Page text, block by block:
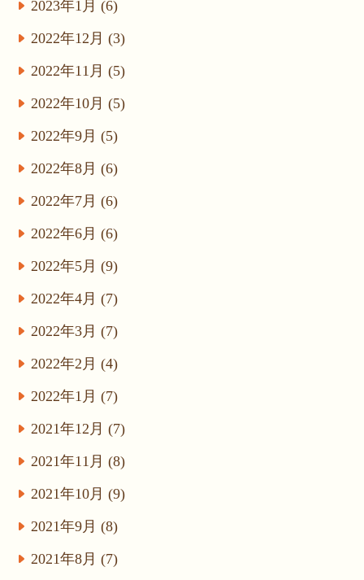
2023年1月 (6)
2022年12月 (3)
2022年11月 (5)
2022年10月 (5)
2022年9月 (5)
2022年8月 (6)
2022年7月 (6)
2022年6月 (6)
2022年5月 (9)
2022年4月 (7)
2022年3月 (7)
2022年2月 (4)
2022年1月 (7)
2021年12月 (7)
2021年11月 (8)
2021年10月 (9)
2021年9月 (8)
2021年8月 (7)